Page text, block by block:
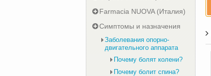
Farmacia NUOVA (Италия)
Симптомы и назначения
Заболевания опорно-
двигательного аппарата
Почему болят колени?
Почему болит спина?